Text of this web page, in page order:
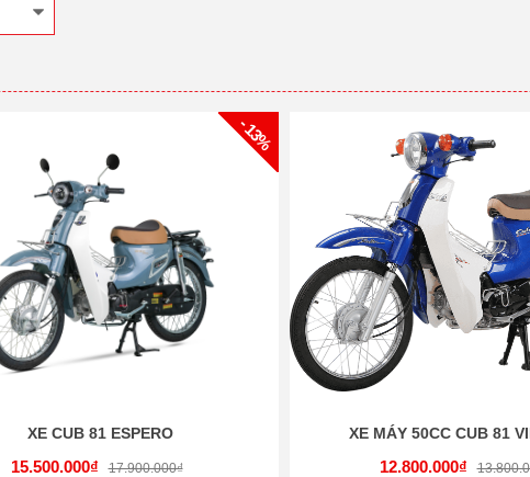
- 13%
XE CUB 81 ESPERO
15.500.000₫ 17.900.000₫
XE MÁY 50CC CUB 81
12.800.000₫